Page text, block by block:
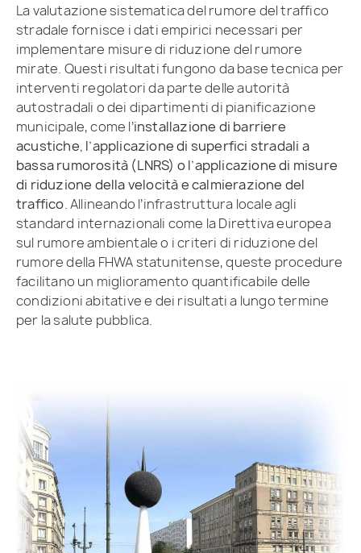
La valutazione sistematica del rumore del traffico
stradale fornisce i dati empirici necessari per
implementare misure di riduzione del rumore
mirate. Questi risultati fungono da base tecnica per
interventi regolatori da parte delle autorità
autostradali o dei dipartimenti di pianificazione
municipale, come l’installazione di barriere
acustiche, l’applicazione di superfici stradali a
bassa rumorosità (LNRS) o l’applicazione di misure
di riduzione della velocità e calmierazione del
traffico. Allineando l’infrastruttura locale agli
standard internazionali come la Direttiva europea
sul rumore ambientale o i criteri di riduzione del
rumore della FHWA statunitense, queste procedure
facilitano un miglioramento quantificabile delle
condizioni abitative e dei risultati a lungo termine
per la salute pubblica.